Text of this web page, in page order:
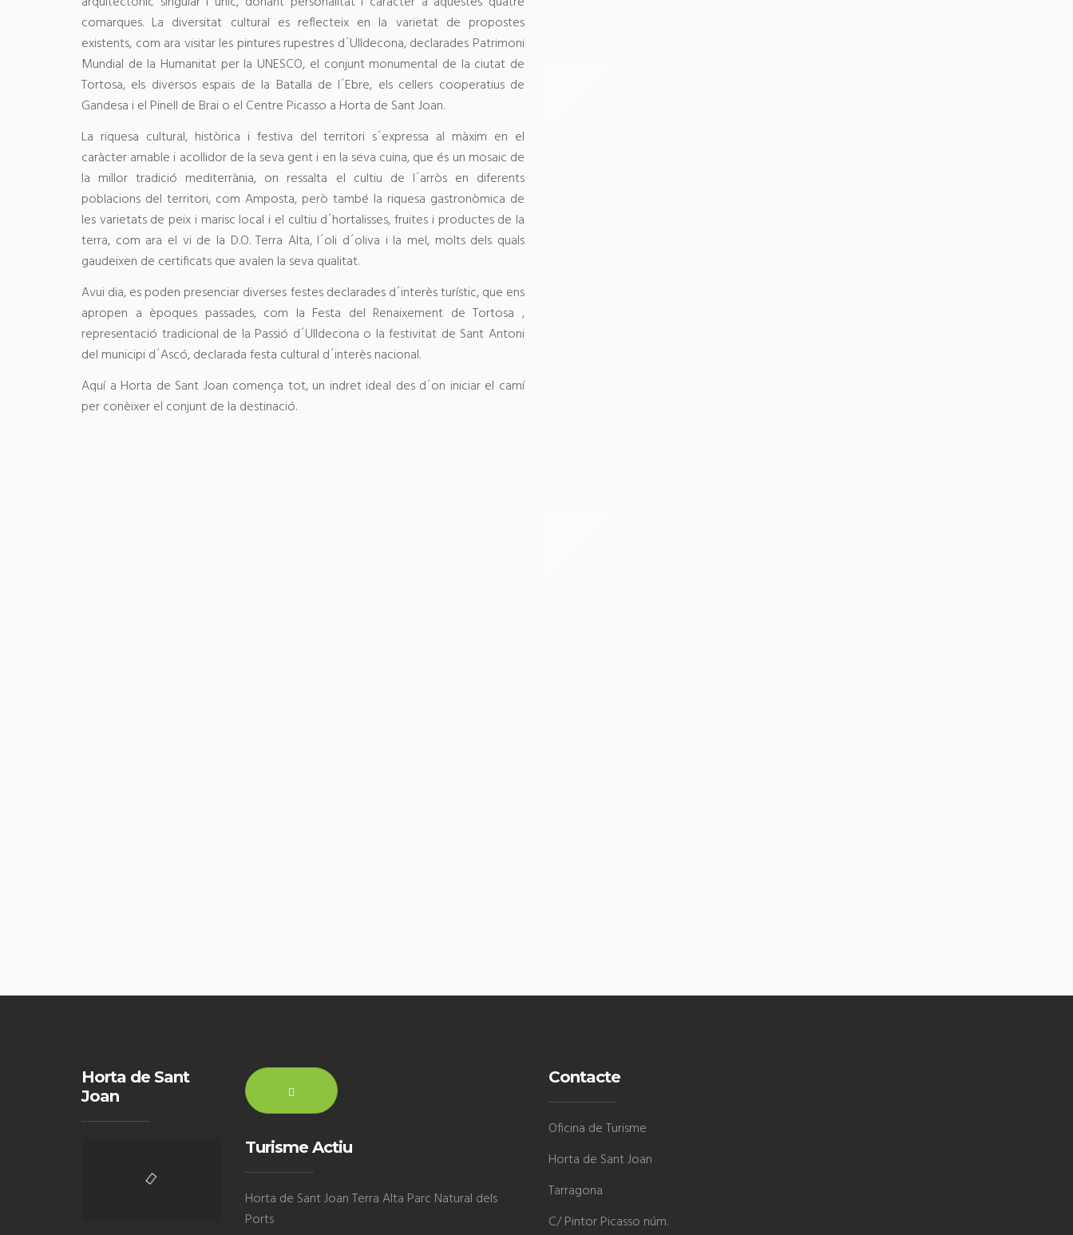
comarques. La diversitat cultural es reflecteix en la varietat de propostes
existents, com ara visitar les pintures rupestres d´Ulldecona, declarades Patrimoni
Mundial de la Humanitat per la UNESCO, el conjunt monumental de la ciutat de
Tortosa, els diversos espais de la Batalla de l´Ebre, els cellers cooperatius de
Gandesa i el Pinell de Brai o el Centre Picasso a Horta de Sant Joan.
La riquesa cultural, històrica i festiva del territori s´expressa al màxim en el
caràcter amable i acollidor de la seva gent i en la seva cuina, que és un mosaic de
la millor tradició mediterrània, on ressalta el cultiu de l´arròs en diferents
poblacions del territori, com Amposta, però també la riquesa gastronòmica de
les varietats de peix i marisc local i el cultiu d´hortalisses, fruites i productes de la
terra, com ara el vi de la D.O. Terra Alta, l´oli d´oliva i la mel, molts dels quals
gaudeixen de certificats que avalen la seva qualitat.
Avui dia, es poden presenciar diverses festes declarades d´interès turístic, que ens
apropen a èpoques passades, com la Festa del Renaixement de Tortosa ,
representació tradicional de la Passió d´Ulldecona o la festivitat de Sant Antoni
del municipi d´Ascó, declarada festa cultural d´interès nacional.
Aquí a Horta de Sant Joan comença tot, un indret ideal des d´on iniciar el camí
per conèixer el conjunt de la destinació.
Horta de Sant
Joan
Turisme Actiu
Horta de Sant Joan Terra Alta Parc Natural dels
Ports
Contacte
Oficina de Turisme
Horta de Sant Joan
Tarragona
C/ Pintor Picasso núm.